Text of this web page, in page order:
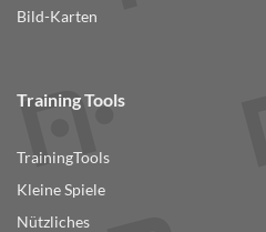
Bild-Karten
Training Tools
TrainingTools
Kleine Spiele
Nützliches